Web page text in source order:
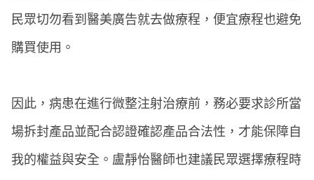
民眾切勿看到醫美廣告就去做療程，便宜療程也避免
購買使用。
因此，病患在進行微整注射治療前，務必要求診所當
場拆封產品並配合認證確認產品合法性，才能保障自
我的權益與安全。盧靜怡醫師也建議民眾選擇療程時